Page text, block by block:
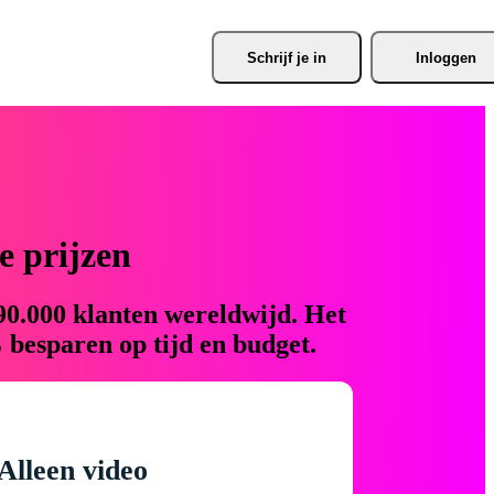
Schrijf je in Inloggen
prijzen
klanten wereldwijd. Het
op tijd en budget.
video